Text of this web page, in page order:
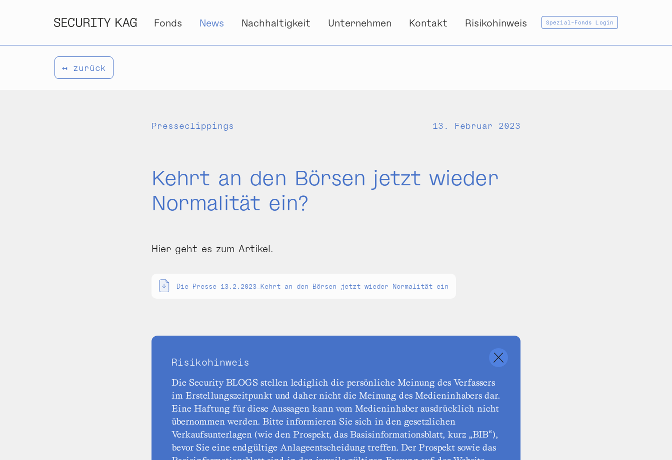
Fonds News Nachhaltigkeit Unternehmen Kontakt Risikohinweis Spezial-Fonds Login
↤ zurück
Presseclippings 13. Februar 2023
Kehrt an den Börsen jetzt wieder
Normalität ein?
Hier geht es zum Artikel.
Die Presse 13.2.2023_Kehrt an den Börsen jetzt wieder Normalität ein
Risikohinweis
Die Security BLOGS stellen lediglich die persönliche Meinung des Verfassers
im Erstellungszeitpunkt und daher nicht die Meinung des Medieninhabers dar.
Eine Haftung für diese Aussagen kann vom Medieninhaber ausdrücklich nicht
übernommen werden. Bitte informieren Sie sich in den gesetzlichen
Verkaufsunterlagen (wie den Prospekt, das Basisinformationsblatt, kurz „BIB“),
bevor Sie eine endgültige Anlageentscheidung treffen. Der Prospekt sowie das